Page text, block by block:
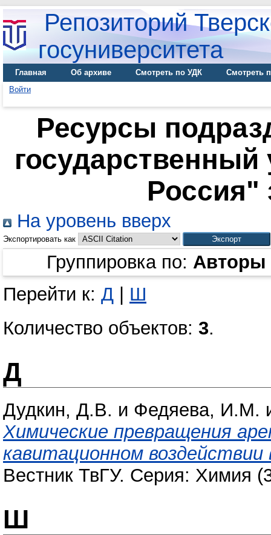
Репозиторий
госуниверситета
Главная Об архиве Смотреть по УДК
Смотреть
Войти
Ресурсы
государственный
Россия"
На уровень вверх
Экспортировать как
Группировка по: Авторы
Перейти к: Д
Ш
Количество объектов: 3.
Д
Дудкин, Д.В. и Федяева, И.М.
Химические превращения
кавитационном
Вестник ТвГУ. Серия: Химия
Ш